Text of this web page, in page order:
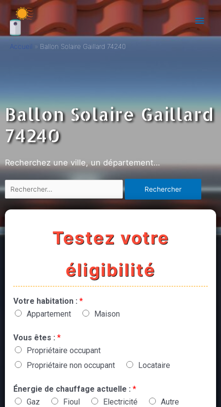
Accueil Ballon Solaire Gaillard 74240
Ballon Solaire Gaillard
74240
Recherchez une ville, un département…
Testez votre
éligibilité
Votre habitation : *
Appartement
Maison
Vous êtes : *
Propriétaire occupant
Propriétaire non occupant
Locataire
Énergie de chauffage actuelle : *
Gaz
Fioul Electricité Autre